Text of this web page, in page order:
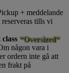
+ meddelande
tills vi
“Oversized“
någon vara i
ordern inte gå att
frakt på